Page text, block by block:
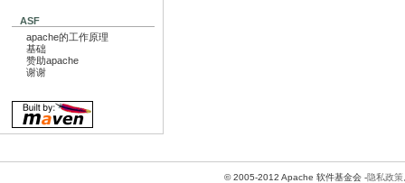
ASF
apache的工作原理
基础
赞助apache
谢谢
© 2005-2012 Apache 软件基金会 -隐私政策